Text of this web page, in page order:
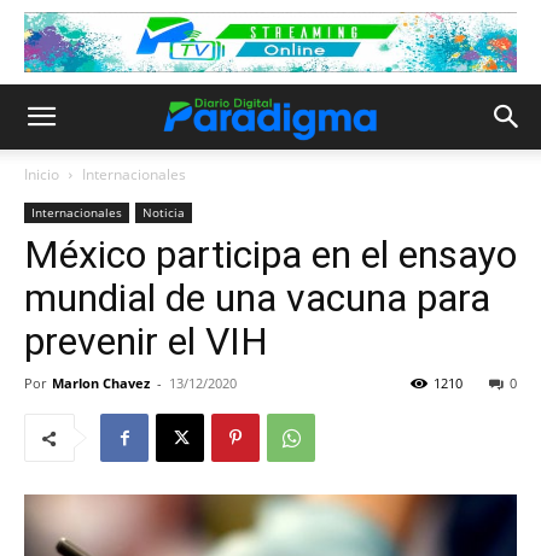
Inicio Internacionales
Internacionales Noticia
México participa en el ensayo
mundial de una vacuna para
prevenir el VIH
Por Marlon Chavez - 13/12/2020 0
1210